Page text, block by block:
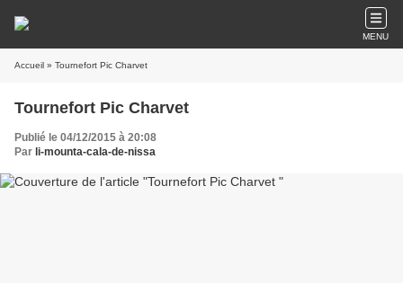
MENU
Accueil » Tournefort Pic Charvet
Tournefort Pic Charvet
Publié le 04/12/2015 à 20:08
Par li-mounta-cala-de-nissa